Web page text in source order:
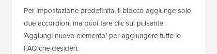
Per impostazione predefinita, il blocco aggiunge solo
due accordion, ma puoi fare clic sul pulsante
‘Aggiungi nuovo elemento’ per aggiungere tutte le
FAQ che desideri.